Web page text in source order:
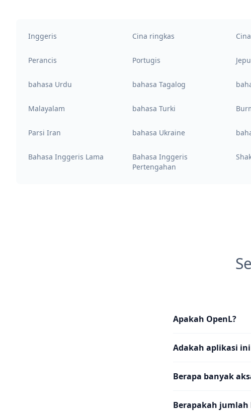
Inggeris Cina ringkas
Perancis Portugis
bahasa Urdu bahasa Tagalog
Malayalam bahasa Turki
Parsi Iran bahasa Ukraine
Bahasa Inggeris Lama
Bahasa Inggeris
Pertengahan
Apakah OpenL?
Adakah aplikasi
Berapa banyak
Berapakah jumlah